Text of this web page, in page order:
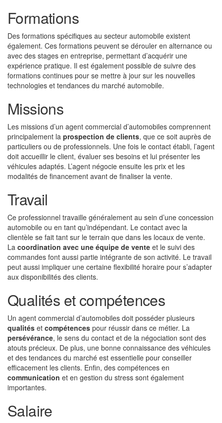
Formations
Des formations spécifiques au secteur automobile existent
également. Ces formations peuvent se dérouler en alternance ou
avec des stages en entreprise, permettant d’acquérir une
expérience pratique. Il est également possible de suivre des
formations continues pour se mettre à jour sur les nouvelles
technologies et tendances du marché automobile.
Missions
Les missions d’un agent commercial d’automobiles comprennent
principalement la prospection de clients, que ce soit auprès de
particuliers ou de professionnels. Une fois le contact établi, l’agent
doit accueillir le client, évaluer ses besoins et lui présenter les
véhicules adaptés. L’agent négocie ensuite les prix et les
modalités de financement avant de finaliser la vente.
Travail
Ce professionnel travaille généralement au sein d’une concession
automobile ou en tant qu’indépendant. Le contact avec la
clientèle se fait tant sur le terrain que dans les locaux de vente.
La coordination avec une équipe de vente et le suivi des
commandes font aussi partie intégrante de son activité. Le travail
peut aussi impliquer une certaine flexibilité horaire pour s’adapter
aux disponibilités des clients.
Qualités et compétences
Un agent commercial d’automobiles doit posséder plusieurs
qualités et compétences pour réussir dans ce métier. La
persévérance, le sens du contact et de la négociation sont des
atouts précieux. De plus, une bonne connaissance des véhicules
et des tendances du marché est essentielle pour conseiller
efficacement les clients. Enfin, des compétences en
communication et en gestion du stress sont également
importantes.
Salaire